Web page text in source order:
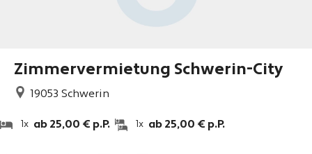
Zimmervermietung Schwerin-City
19053 Schwerin
1x ab 25,00 € p.P. 1x ab 25,00 € p.P.